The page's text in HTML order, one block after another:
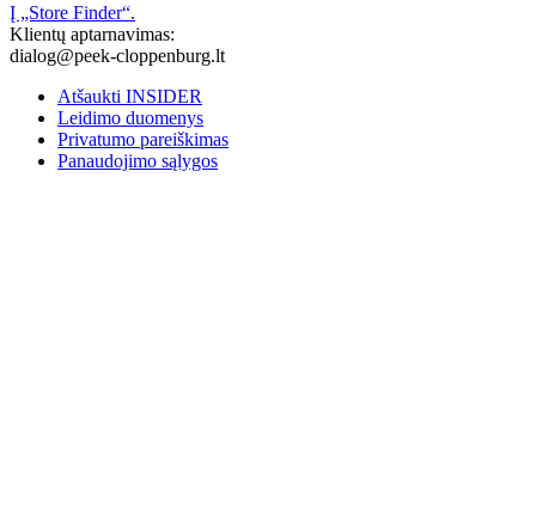
Į „Store Finder“.
Klientų aptarnavimas:
dialog@peek-cloppenburg.lt
Atšaukti INSIDER
Leidimo duomenys
Privatumo pareiškimas
Panaudojimo sąlygos